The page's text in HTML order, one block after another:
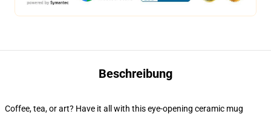
Beschreibung
Coffee, tea, or art? Have it all with this eye-opening ceramic mug